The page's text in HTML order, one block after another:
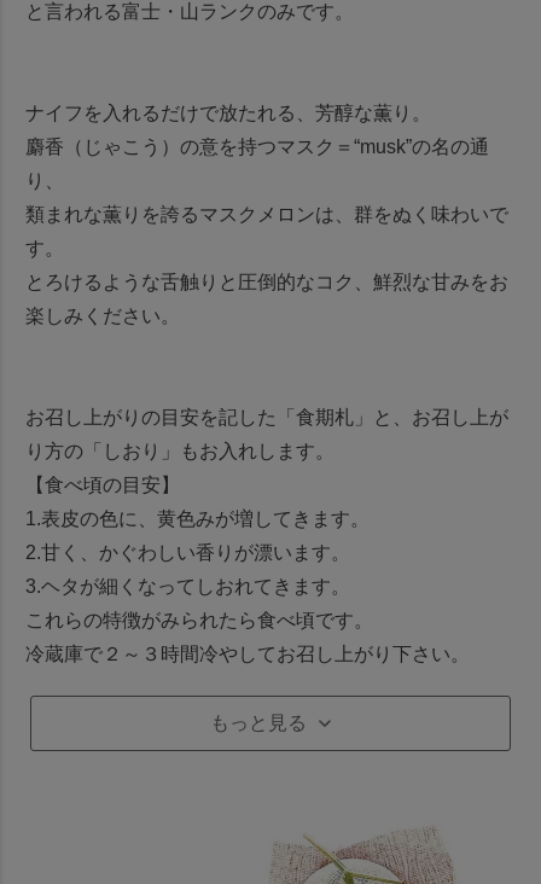
と言われる富士・山ランクのみです。
ナイフを入れるだけで放たれる、芳醇な薫り。
麝香（じゃこう）の意を持つマスク＝“musk”の名の通
り、
類まれな薫りを誇るマスクメロンは、群をぬく味わいで
す。
とろけるような舌触りと圧倒的なコク、鮮烈な甘みをお
楽しみください。
お召し上がりの目安を記した「食期札」と、お召し上が
り方の「しおり」もお入れします。
【食べ頃の目安】
1.表皮の色に、黄色みが増してきます。
2.甘く、かぐわしい香りが漂います。
3.ヘタが細くなってしおれてきます。
これらの特徴がみられたら食べ頃です。
冷蔵庫で２～３時間冷やしてお召し上がり下さい。
もっと見る